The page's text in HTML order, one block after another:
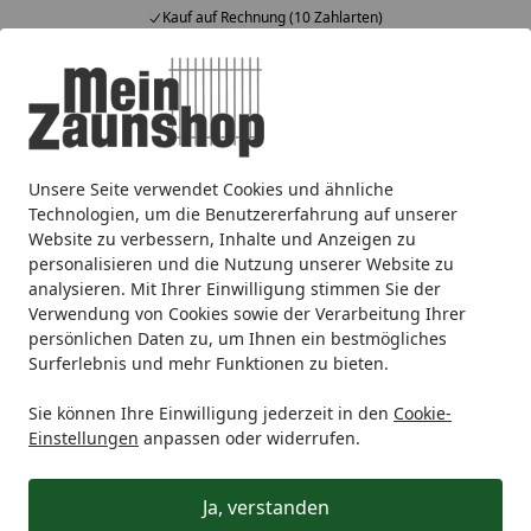
Unsere Seite verwendet Cookies und ähnliche
Technologien, um die Benutzererfahrung auf unserer
Website zu verbessern, Inhalte und Anzeigen zu
personalisieren und die Nutzung unserer Website zu
analysieren. Mit Ihrer Einwilligung stimmen Sie der
Verwendung von Cookies sowie der Verarbeitung Ihrer
persönlichen Daten zu, um Ihnen ein bestmögliches
Surferlebnis und mehr Funktionen zu bieten.
Sie können Ihre Einwilligung jederzeit in den Cookie-
Einstellungen anpassen oder widerrufen.
Ja, verstanden
Kauf auf Rechnung (10 Zahlarten)
Alle Produkte
Mein Konto
Suchen
Startseite
Zaunmarken T&J T&J Sichtschutzzaun
Zubehör für FUEGO
Ihre Artikelübersicht
Kategorien
Filter / Sortierung